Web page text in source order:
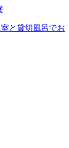
と貸切風呂でお